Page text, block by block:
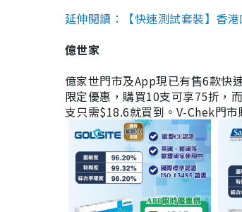
延伸閱讀：【快速測試套裝】香
億世家
億家世門市及App現已有售6款快
限定優惠，購買10支可享75折，
支只需$18.6就買到。V-Chek門